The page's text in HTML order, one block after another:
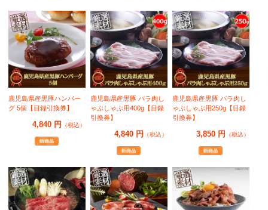
鹿児島県産黒豚ハンバー
グ 5個【目録引換券】
4,840 円 （税込）
鹿児島県産黒豚 バラ肉し
ゃぶしゃぶ用400g【目録
引換券】
4,840 円 （税込）
鹿児島県産黒豚 バラ肉し
ゃぶしゃぶ用250g【目録
引換券】
3,850 円 （税込）